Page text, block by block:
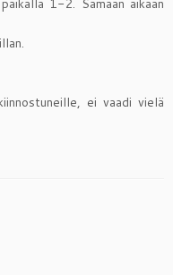
ei vaadi vielä